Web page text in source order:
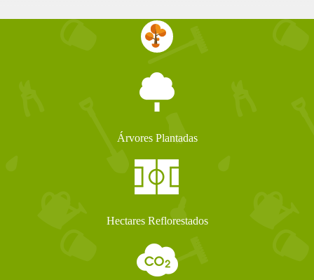
Árvores Plantadas
Hectares Reflorestados